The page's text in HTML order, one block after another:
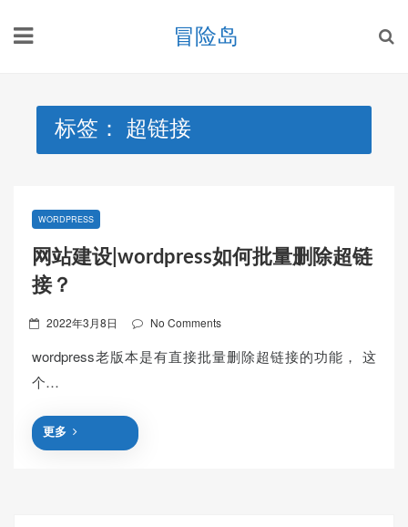
冒险岛
标签： 超链接
WORDPRESS
网站建设|wordpress如何批量删除超链
接？
Posted
2022年3月8日 No Comments
wordpress老版本是有直接批量删除超链接的功能， 这
个…
更多